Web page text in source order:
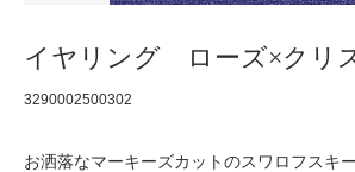
イヤリング ローズ×クリ
3290002500302
お洒落なマーキーズカットのスワロフスキ